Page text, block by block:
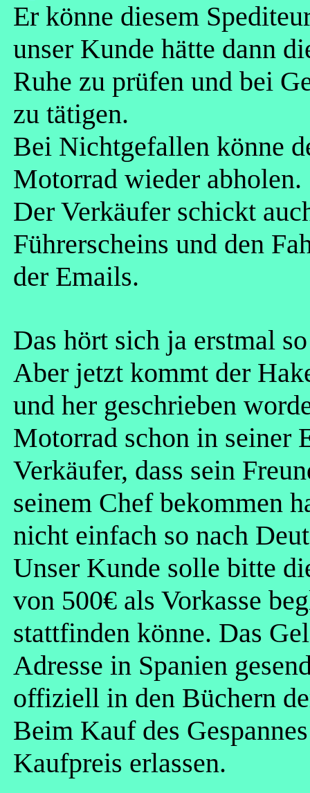
Er könne diesem
unser Kunde hätte dann
Ruhe zu prüfen und bei
zu tätigen.
Bei Nichtgefallen könne
Motorrad wieder abholen.
Der Verkäufer schickt
Führerscheins und den
der Emails.
Das hört sich ja erstmal
Aber jetzt kommt der
und her geschrieben
Motorrad schon in seiner
Verkäufer, dass sein
seinem Chef bekommen
nicht einfach so nach
Unser Kunde solle bitte
von 500€ als Vorkasse
stattfinden könne. Das
Adresse in Spanien
offiziell in den Büchern
Beim Kauf des
Kaufpreis erlassen.